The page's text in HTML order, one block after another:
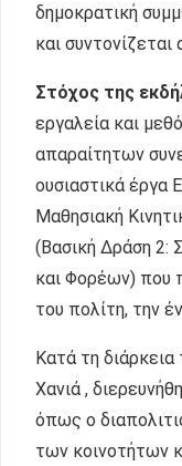
δημοκρατική
και
Στόχος της
εργαλεία και
απαραίτητων
ουσιαστικά έργα
Μαθησιακή
(Βασική Δράση 2:
και Φορέων) που
του πολίτη, την
Κατά τη διάρκεια
Χανιά ,
όπως ο
των κοινοτήτων